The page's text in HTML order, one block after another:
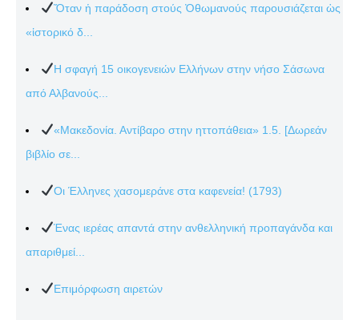
Ὅταν ἡ παράδοση στούς Ὀθωμανούς παρουσιάζεται ὡς
«ἱστορικό δ...
Η σφαγή 15 οικογενειών Ελλήνων στην νήσο Σάσωνα
από Αλβανούς...
«Μακεδονία. Αντίβαρο στην ηττοπάθεια» 1.5. [Δωρεάν
βιβλίο σε...
Οι Έλληνες χασομεράνε στα καφενεία! (1793)
Ένας ιερέας απαντά στην ανθελληνική προπαγάνδα και
απαριθμεί...
Επιμόρφωση αιρετών